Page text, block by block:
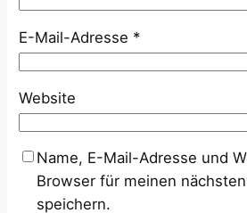
E-Mail-Adresse *
Website
Name, E-Mail-Adresse und
Browser für meinen
speichern.